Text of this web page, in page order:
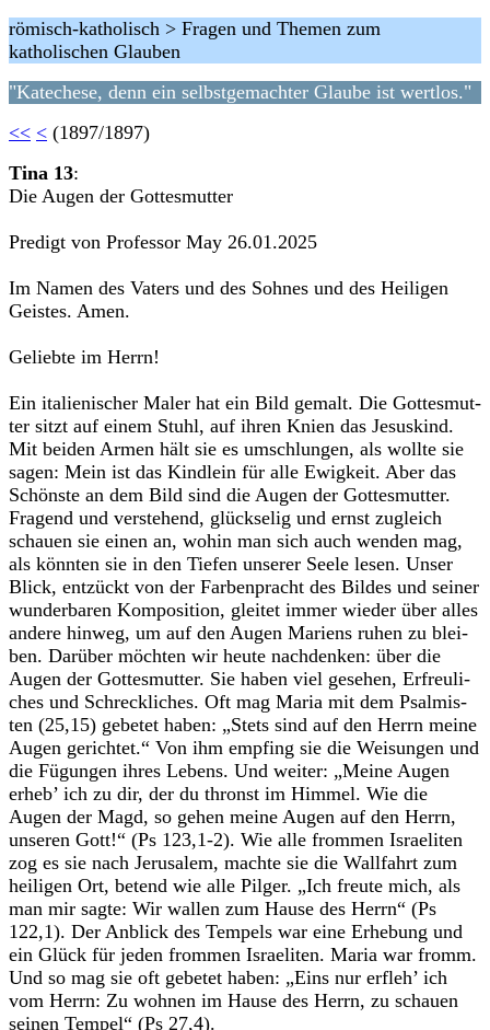
römisch-katholisch > Fragen und Themen zum
katholischen Glauben
"Katechese, denn ein selbstgemachter Glaube ist wertlos."
<< < (1897/1897)
Tina 13:
Die Augen der Got­tes­mut­ter
Predigt von Professor May 26.01.2025
Im Namen des Vaters und des Soh­nes und des Hei­li­gen
Geis­tes. Amen.
Geliebte im Herrn!
Ein ita­lie­ni­scher Maler hat ein Bild gemalt. Die Got­tes­mut­
ter sitzt auf einem Stuhl, auf ihren Knien das Jesus­kind.
Mit bei­den Armen hält sie es umschlun­gen, als wollte sie
sagen: Mein ist das Kind­lein für alle Ewig­keit. Aber das
Schönste an dem Bild sind die Augen der Got­tes­mut­ter.
Fra­gend und ver­ste­hend, glück­se­lig und ernst zugleich
schauen sie einen an, wohin man sich auch wen­den mag,
als könn­ten sie in den Tie­fen unse­rer Seele lesen. Unser
Blick, ent­zückt von der Far­ben­pracht des Bil­des und sei­ner
wun­der­ba­ren Kom­po­si­tion, glei­tet immer wie­der über alles
andere hin­weg, um auf den Augen Mari­ens ruhen zu blei­
ben. Dar­über möch­ten wir heute nach­den­ken: über die
Augen der Got­tes­mut­ter. Sie haben viel gese­hen, Erfreu­li­
ches und Schreck­li­ches. Oft mag Maria mit dem Psal­mis­
ten (25,15) gebe­tet haben: „Stets sind auf den Herrn meine
Augen gerich­tet.“ Von ihm emp­fing sie die Wei­sun­gen und
die Fügun­gen ihres Lebens. Und wei­ter: „Meine Augen
erheb’ ich zu dir, der du thronst im Him­mel. Wie die
Augen der Magd, so gehen meine Augen auf den Herrn,
unse­ren Gott!“ (Ps 123,1-2). Wie alle from­men Israe­li­ten
zog es sie nach Jeru­sa­lem, machte sie die Wall­fahrt zum
hei­li­gen Ort, betend wie alle Pil­ger. „Ich freute mich, als
man mir sagte: Wir wal­len zum Hause des Herrn“ (Ps
122,1). Der Anblick des Tem­pels war eine Erhe­bung und
ein Glück für jeden from­men Israe­li­ten. Maria war fromm.
Und so mag sie oft gebe­tet haben: „Eins nur erfleh’ ich
vom Herrn: Zu woh­nen im Hause des Herrn, zu schauen
sei­nen Tem­pel“ (Ps 27,4).